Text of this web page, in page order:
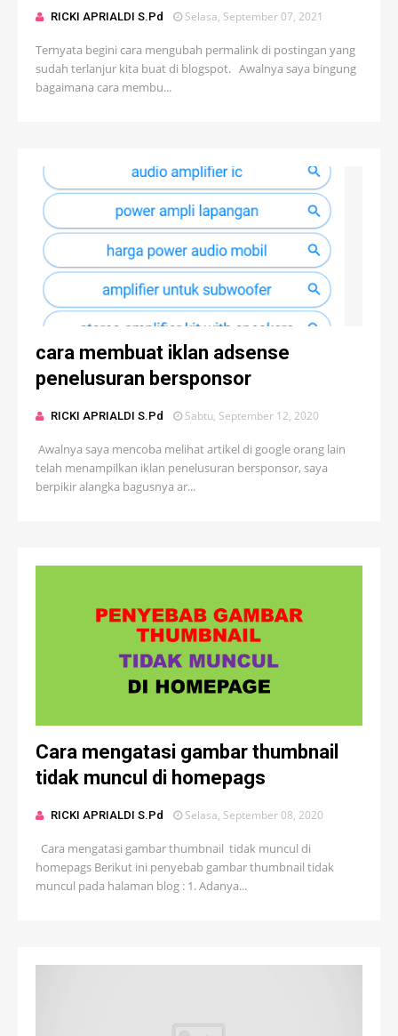
RICKI APRIALDI S.Pd Selasa, September 07, 2021
Ternyata begini cara mengubah permalink di postingan yang
sudah terlanjur kita buat di blogspot. Awalnya saya bingung
bagaimana cara membu...
cara membuat iklan adsense
penelusuran bersponsor
RICKI APRIALDI S.Pd Sabtu, September 12, 2020
Awalnya saya mencoba melihat artikel di google orang lain
telah menampilkan iklan penelusuran bersponsor, saya
berpikir alangka bagusnya ar...
Cara mengatasi gambar thumbnail
tidak muncul di homepags
RICKI APRIALDI S.Pd Selasa, September 08, 2020
Cara mengatasi gambar thumbnail tidak muncul di
homepags Berikut ini penyebab gambar thumbnail tidak
muncul pada halaman blog : 1. Adanya...